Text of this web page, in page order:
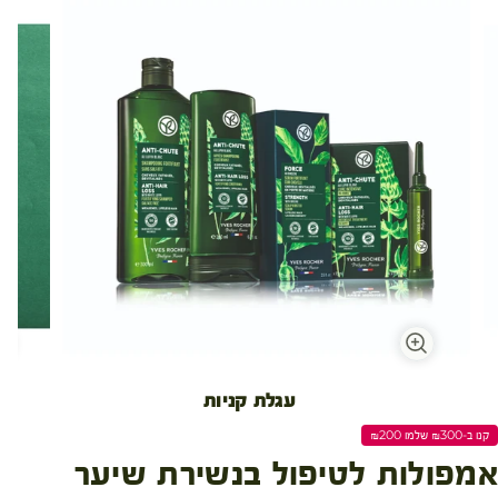
עגלת קניות
קנו ב-₪300 שלמו ₪200
אמפולות לטיפול בנשירת שיער